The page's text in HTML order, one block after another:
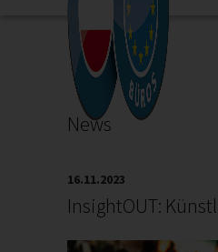
News
16.11.2023
InsightOUT: